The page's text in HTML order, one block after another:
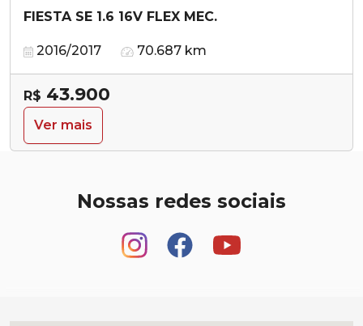
FIESTA SE 1.6 16V FLEX MEC.
2016/2017 70.687 km
R$ 43.900
Ver mais
Nossas redes sociais